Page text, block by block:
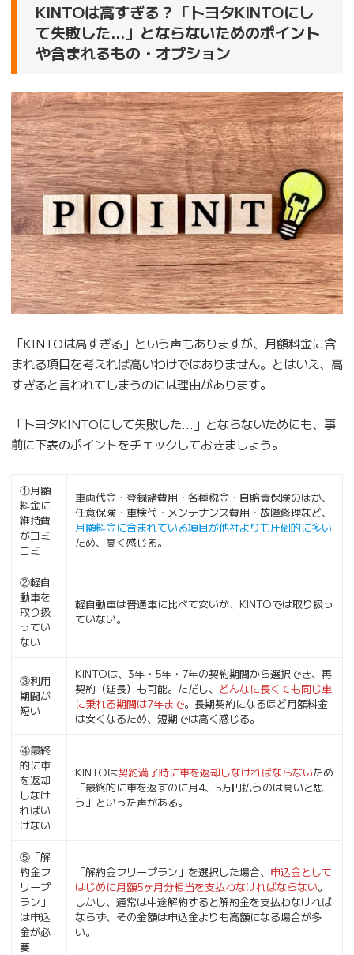
KINTOは高すぎる？「トヨタKINTOにし
て失敗した…」とならないためのポイント
や含まれるもの・オプション
「KINTOは高すぎる」という声もありますが、月額料金に含
まれる項目を考えれば高いわけではありません。とはいえ、高
すぎると言われてしまうのには理由があります。
「トヨタKINTOにして失敗した…」とならないためにも、事
前に下表のポイントをチェックしておきましょう。
①月額
料金に
維持費
がコミ
コミ
車両代金・登録諸費用・各種税金・自賠責保険のほか、
任意保険・車検代・メンテナンス費用・故障修理など、
月額料金に含まれている項目が他社よりも圧倒的に多い
ため、高く感じる。
②軽自
動車を
取り扱
ってい
ない
軽自動車は普通車に比べて安いが、KINTOでは取り扱っ
ていない。
③利用
期間が
短い
KINTOは、3年・5年・7年の契約期間から選択でき、再
契約（延長）も可能。ただし、 どんなに長くても同じ車
に乗れる期間は7年まで。長期契約になるほど月額料金
は安くなるため、短期では高く感じる。
④最終
的に車
を返却
しなけ
ればい
けない
KINTOは契約満了時に車を返却しなければならないため
「最終的に車を返すのに月4、5万円払うのは高いと思
う」といった声がある。
⑤「解
約金フ
リープ
ラン」
は申込
金が必
要
「解約金フリープラン」を選択した場合、 申込金として
はじめに月額5ヶ月分相当を支払わなければならない。
しかし、通常は中途解約すると解約金を支払わなければ
ならず、その金額は申込金よりも高額になる場合が多
い。